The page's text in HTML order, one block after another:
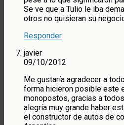
Se ve que a Tulio le iba
otros no quisieran su
Responder
javier
09/10/2012
Me gustaría agradecer a
forma hicieron posible este
monopostos, gracias a
alegría muy grande haber
el constructor de autos de